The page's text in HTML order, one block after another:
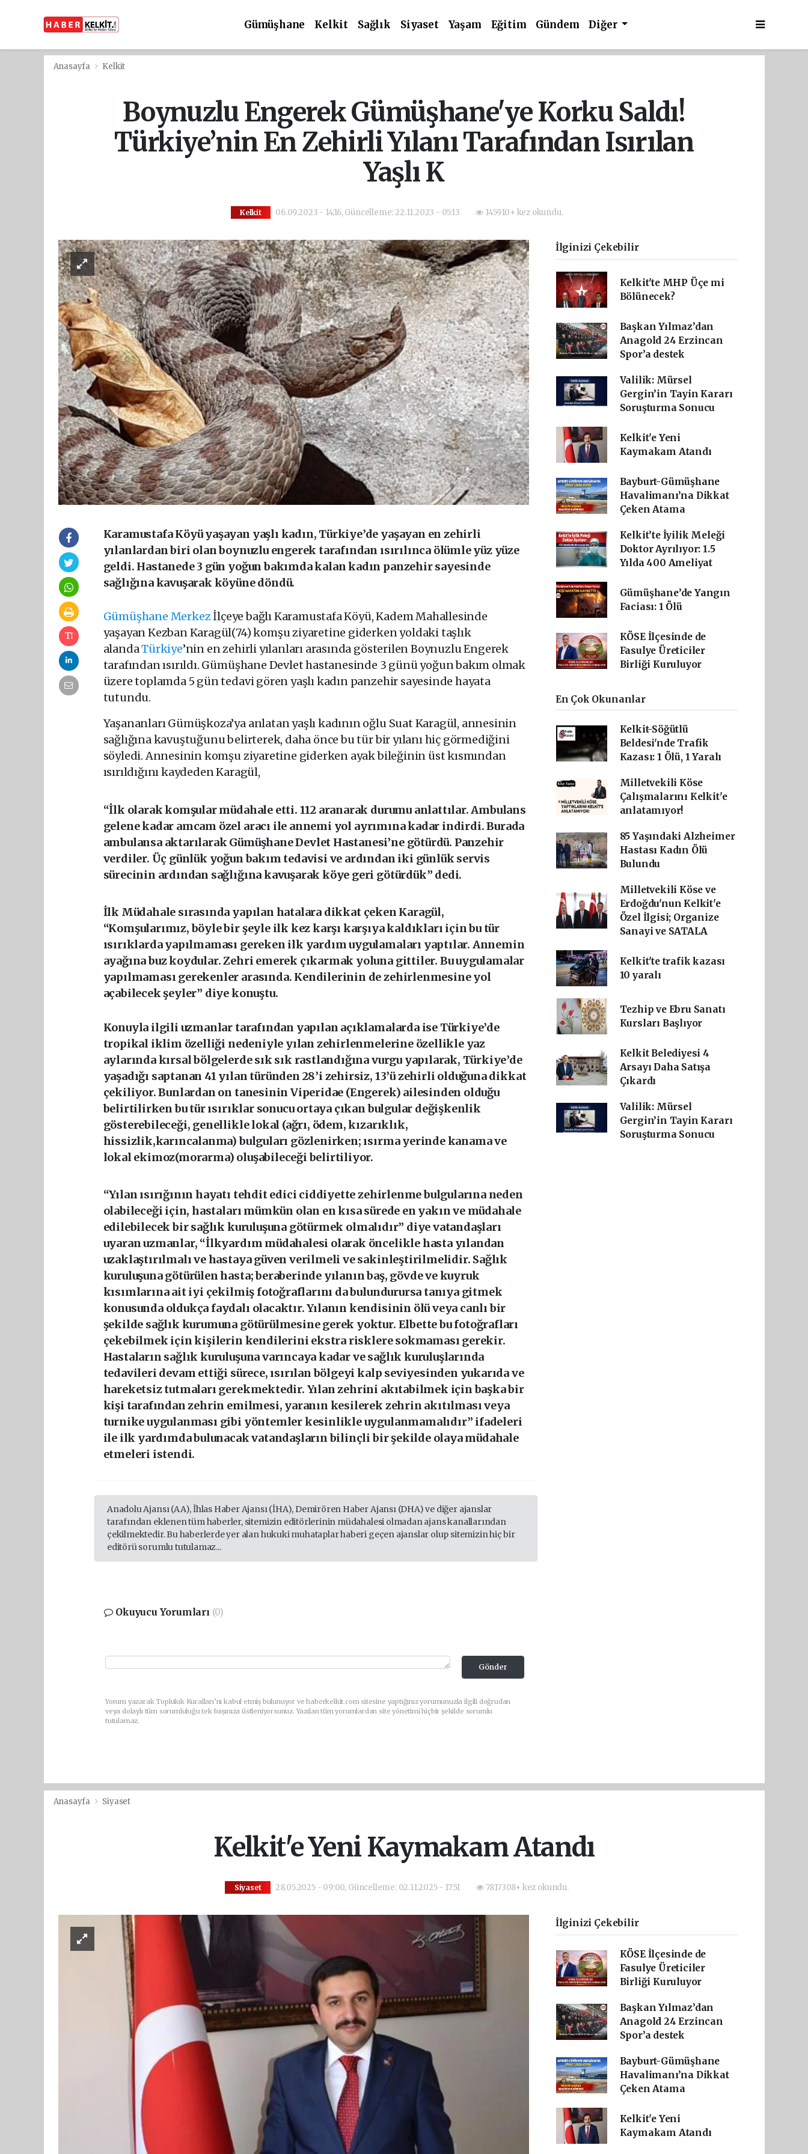
Gümüşhane Kelkit Sağlık Siyaset Yaşam Eğitim Gündem Diğer
Anasayfa Kelkit
Boynuzlu Engerek Gümüşhane'ye Korku Saldı!
Türkiye’nin En Zehirli Yılanı Tarafından Isırılan
Yaşlı K
Kelkit 06.09.2023 - 14:16, Güncelleme: 22.11.2023 - 05:13 145910+ kez okundu.
Karamustafa Köyü yaşayan yaşlı kadın, Türkiye’de yaşayan en zehirli
yılanlardan biri olan boynuzlu engerek tarafından ısırılınca ölümle yüz yüze
geldi. Hastanede 3 gün yoğun bakımda kalan kadın panzehir sayesinde
sağlığına kavuşarak köyüne döndü.
Gümüşhane Merkezİlçeye bağlı Karamustafa Köyü, Kadem Mahallesinde
yaşayan Kezban Karagül(74) komşu ziyaretine giderken yoldaki taşlık
alandaTürkiye’nin en zehirli yılanları arasında gösterilen Boynuzlu Engerek
tarafından ısırıldı. Gümüşhane Devlet hastanesinde 3 günü yoğun bakım olmak
üzere toplamda 5 gün tedavi gören yaşlı kadın panzehir sayesinde hayata
tutundu.
Yaşananları Gümüşkoza’ya anlatan yaşlı kadının oğlu Suat Karagül, annesinin
sağlığına kavuştuğunu belirterek, daha önce bu tür bir yılanı hiç görmediğini
söyledi. Annesinin komşu ziyaretine giderken ayak bileğinin üst kısmından
ısırıldığını kaydeden Karagül,
“İlk olarak komşular müdahale etti. 112 aranarak durumu anlattılar. Ambulans
gelene kadar amcam özel aracı ile annemi yol ayrımına kadar indirdi. Burada
ambulansa aktarılarak Gümüşhane Devlet Hastanesi’ne götürdü. Panzehir
verdiler. Üç günlük yoğun bakım tedavisi ve ardından iki günlük servis
sürecinin ardından sağlığına kavuşarak köye geri götürdük” dedi.
İlk Müdahale sırasında yapılan hatalara dikkatçeken Karagül,
“Komşularımız, böyle bir şeyle ilk kez karşı karşıya kaldıkları için bu tür
ısırıklarda yapılmaması gereken ilk yardım uygulamaları yaptılar. Annemin
ayağına buz koydular. Zehri emerek çıkarmak yoluna gittiler. Bu uygulamalar
yapılmaması gerekenler arasında. Kendilerinin de zehirlenmesine yol
açabilecek şeyler” diye konuştu.
Konuyla ilgili uzmanlar tarafından yapılan açıklamalarda ise Türkiye’de
tropikal iklim özelliği nedeniyle yılan zehirlenmelerine özellikle yaz
aylarında kırsal bölgelerde sık sık rastlandığına vurgu yapılarak, Türkiye’de
yaşadığı saptanan 41 yılan türünden 28’i zehirsiz, 13’ü zehirli olduğuna dikkat
çekiliyor. Bunlardan on tanesinin Viperidae (Engerek) ailesinden olduğu
belirtilirken bu tür ısırıklar sonucu ortaya çıkan bulgular değişkenlik
gösterebileceği, genellikle lokal (ağrı, ödem, kızarıklık,
hissizlik,karıncalanma) bulguları gözlenirken; ısırma yerinde kanama ve
lokal ekimoz(morarma) oluşabileceği belirtiliyor.
“Yılan ısırığının hayatı tehdit edici ciddiyette zehirlenme bulgularına neden
olabileceği için, hastaları mümkün olan en kısa sürede en yakın ve müdahale
edilebilecek birsağlık kuruluşuna götürmek olmalıdır” diye vatandaşları
uyaran uzmanlar, “İlkyardım müdahalesi olarak öncelikle hasta yılandan
uzaklaştırılmalı ve hastaya güven verilmeli ve sakinleştirilmelidir. Sağlık
kuruluşuna götürülen hasta; beraberinde yılanın baş, gövde ve kuyruk
kısımlarına ait iyi çekilmiş fotoğraflarını da bulundurursa tanıya gitmek
konusunda oldukça faydalı olacaktır. Yılanın kendisinin ölü veya canlı bir
şekilde sağlık kurumuna götürülmesine gerek yoktur. Elbette bu fotoğrafları
çekebilmek için kişilerin kendilerini ekstra risklere sokmaması gerekir.
Hastaların sağlık kuruluşuna varıncaya kadar ve sağlık kuruluşlarında
tedavileri devam ettiği sürece, ısırılan bölgeyi kalp seviyesinden yukarıda ve
hareketsiz tutmaları gerekmektedir. Yılan zehrini akıtabilmek için başka bir
kişi tarafından zehrin emilmesi, yaranın kesilerek zehrin akıtılması veya
turnike uygulanması gibi yöntemler kesinlikle uygulanmamalıdır” ifadeleri
ile ilk yardımda bulunacak vatandaşların bilinçli bir şekilde olaya müdahale
etmeleri istendi.
Anadolu Ajansı (AA), İhlas Haber Ajansı (İHA), Demirören Haber Ajansı (DHA) ve diğer ajanslar
tarafından eklenen tüm haberler, sitemizin editörlerinin müdahalesi olmadan ajans kanallarından
çekilmektedir. Bu haberlerde yer alan hukuki muhataplar haberi geçen ajanslar olup sitemizin hiç bir
editörü sorumlu tutulamaz...
Okuyucu Yorumları (0)
Gönder
Yorum yazarak Topluluk Kuralları’nı kabul etmiş bulunuyor ve haberkelkit.com sitesine yaptığınız yorumunuzla ilgili doğrudan
veya dolaylı tüm sorumluluğu tek başınıza üstleniyorsunuz. Yazılan tüm yorumlardan site yönetimi hiçbir şekilde sorumlu
tutulamaz.
İlginizi Çekebilir
Kelkit'te MHP Üçe mi
Bölünecek?
Başkan Yılmaz’dan
Anagold 24 Erzincan
Spor’a destek
Valilik: Mürsel
Gergin’in Tayin Kararı
Soruşturma Sonucu
Kelkit'e Yeni
Kaymakam Atandı
Bayburt-Gümüşhane
Havalimanı’na Dikkat
Çeken Atama
Kelkit’te İyilik Meleği
Doktor Ayrılıyor: 1.5
Yılda 400 Ameliyat
Gümüşhane’de Yangın
Faciası: 1 Ölü
KÖSE İlçesinde de
Fasulye Üreticiler
Birliği Kuruluyor
En Çok Okunanlar
Kelkit-Söğütlü
Beldesi'nde Trafik
Kazası: 1 Ölü, 1 Yaralı
Milletvekili Köse
Çalışmalarını Kelkit'e
anlatamıyor!
85 Yaşındaki Alzheimer
Hastası Kadın Ölü
Bulundu
Milletvekili Köse ve
Erdoğdu'nun Kelkit'e
Özel İlgisi; Organize
Sanayi ve SATALA
Kelkit'te trafik kazası
10 yaralı
Tezhip ve Ebru Sanatı
Kursları Başlıyor
Kelkit Belediyesi 4
Arsayı Daha Satışa
Çıkardı
Valilik: Mürsel
Gergin’in Tayin Kararı
Soruşturma Sonucu
Anasayfa Siyaset
Kelkit'e Yeni Kaymakam Atandı
Siyaset 28.05.2025 - 09:00, Güncelleme: 02.11.2025 - 17:51 7817308+ kez okundu.
İlginizi Çekebilir
KÖSE İlçesinde de
Fasulye Üreticiler
Birliği Kuruluyor
Başkan Yılmaz’dan
Anagold 24 Erzincan
Spor’a destek
Bayburt-Gümüşhane
Havalimanı’na Dikkat
Çeken Atama
Kelkit'e Yeni
Kaymakam Atandı